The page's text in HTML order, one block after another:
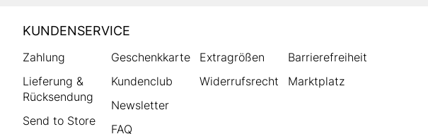
HUMANIC
Footer
KUNDENSERVICE
Zahlung
Lieferung &
Rücksendung
Send to Store
Geschenkkarte
Kundenclub
Newsletter
FAQ
Extragrößen
Widerrufsrecht
Barrierefreiheit
Marktplatz